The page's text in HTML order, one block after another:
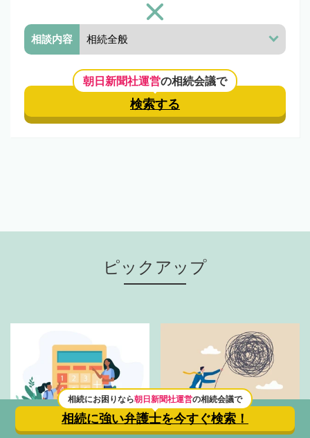
相談内容
朝日新聞社運営の相続会議で
検索する
ピックアップ
相続にお困りなら朝日新聞社運営の相続会議で
相続に強い弁護士を今すぐ検索！